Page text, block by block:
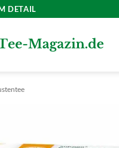
DETAIL